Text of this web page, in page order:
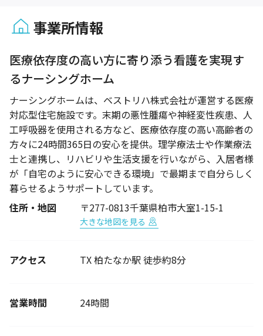
事業所情報
医療依存度の高い方に寄り添う看護を実現す
るナーシングホーム
ナーシングホームは、ベストリハ株式会社が運営する医療
対応型住宅施設です。末期の悪性腫瘍や神経変性疾患、人
工呼吸器を使用される方など、医療依存度の高い高齢者の
方々に24時間365日の安心を提供。理学療法士や作業療法
士と連携し、リハビリや生活支援を行いながら、入居者様
が「自宅のように安心できる環境」で最期まで自分らしく
暮らせるようサポートしています。
住所・地図
〒277-0813千葉県柏市大室1-15-1
大きな地図を見る
アクセス TX 柏たなか駅 徒歩約8分
営業時間 24時間